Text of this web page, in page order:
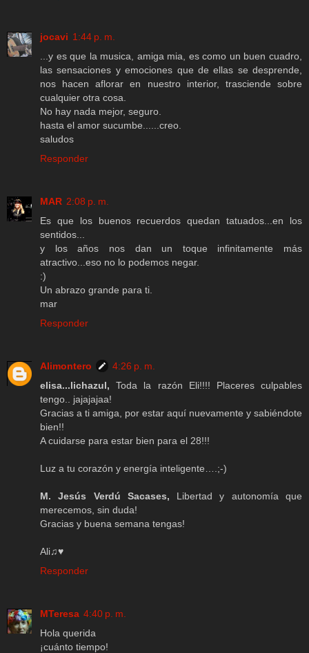
jocavi 1:44 p. m.
...y es que la musica, amiga mia, es como un buen cuadro,
las sensaciones y emociones que de ellas se desprende,
nos hacen aflorar en nuestro interior, trasciende sobre
cualquier otra cosa.
No hay nada mejor, seguro.
hasta el amor sucumbe......creo.
saludos
Responder
MAR 2:08 p. m.
Es que los buenos recuerdos quedan tatuados...en los
sentidos...
y los años nos dan un toque infinitamente más
atractivo...eso no lo podemos negar.
:)
Un abrazo grande para ti.
mar
Responder
Alimontero
4:26 p. m.
elisa...lichazul,Toda la razón Eli!!!! Placeres culpables
tengo.. jajajajaa!
Gracias a ti amiga, por estar aquí nuevamente y sabiéndote
bien!!
A cuidarse para estar bien para el 28!!!
Luz a tu corazón y energía inteligente….;-)
M. Jesús Verdú Sacases, Libertad y autonomía que
merecemos, sin duda!
Gracias y buena semana tengas!
Ali♫♥
Responder
MTeresa 4:40 p. m.
Hola querida
¡cuánto tiempo!